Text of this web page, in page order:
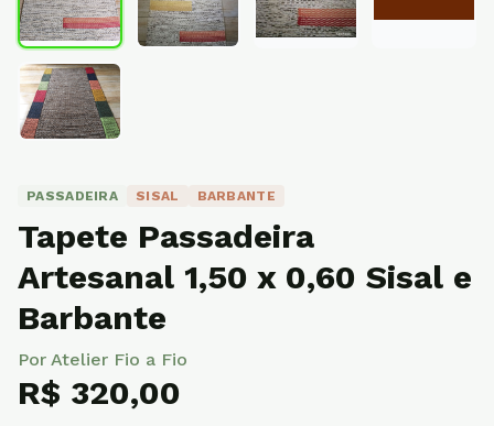
PASSADEIRA SISAL BARBANTE
Tapete Passadeira
Artesanal 1,50 x 0,60 Sisal e
Barbante
Por Atelier Fio a Fio
R$ 320,00